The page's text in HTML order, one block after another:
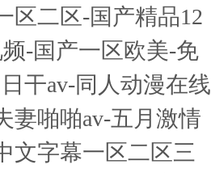
区二区-国产精品12
-国产一区欧美-免
干av-同人动漫在线
妻啪啪av-五月激情
文字幕一区二区三